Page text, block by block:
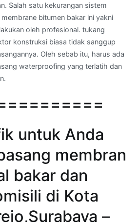
Salah satu kekurangan sistem
bitumen bakar ini yakni
oleh profesional. tukang
konstruksi biasa tidak sanggup
Oleh sebab itu, harus ada
waterproofing yang terlatih dan
untuk Anda
membran
bakar dan
di Kota
–